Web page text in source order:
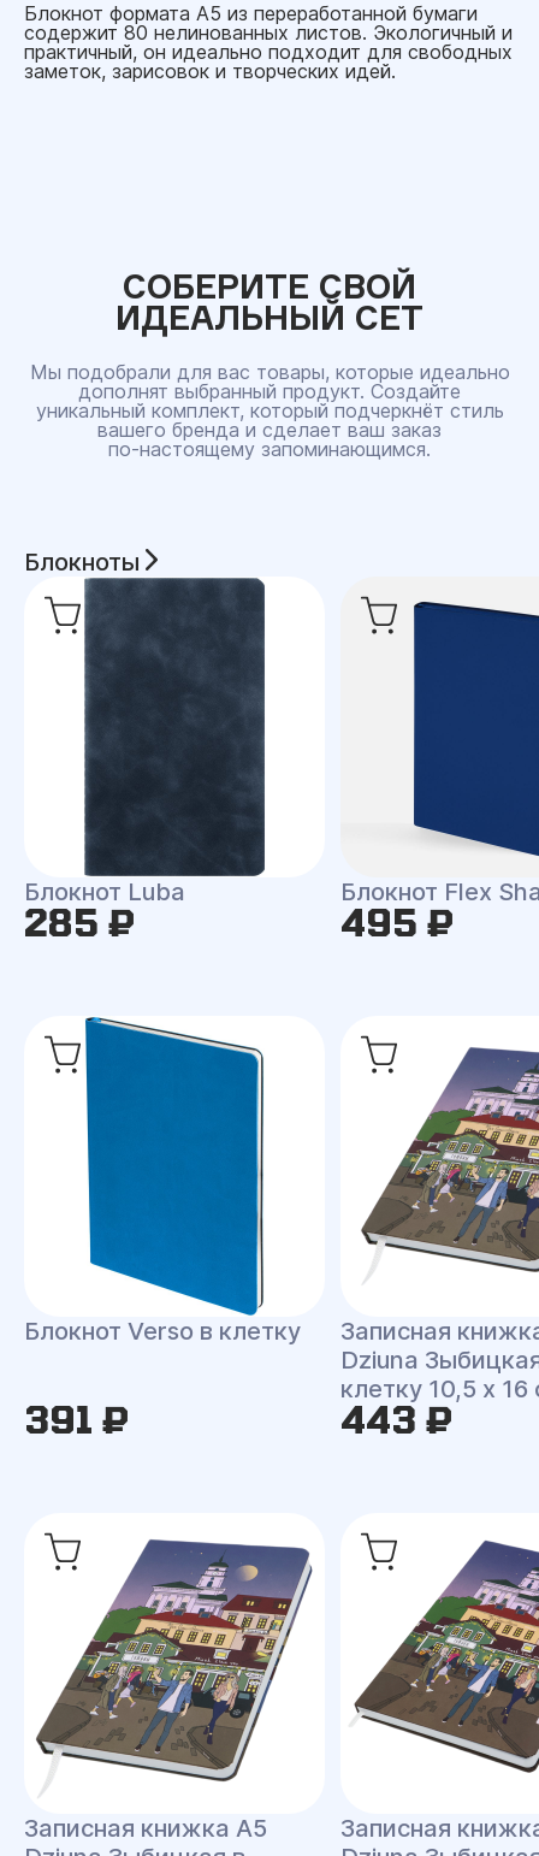
Блокнот формата A5 из переработанной бумаги
содержит 80 нелинованных листов. Экологичный и
практичный, он идеально подходит для свободных
заметок, зарисовок и творческих идей.
СОБЕРИТЕ СВОЙ
ИДЕАЛЬНЫЙ СЕТ
Мы подобрали для вас товары, которые идеально
дополнят выбранный продукт. Создайте
уникальный комплект, который подчеркнёт стиль
вашего бренда и сделает ваш заказ
по‑настоящему запоминающимся.
Блокноты
Блокнот Luba
285 ₽
Блокнот Flex
495 ₽
Блокнот Verso в клетку
391 ₽
Записная
Dziuna
клетку 10,5 x 16
443 ₽
Записная книжка A5
Записная